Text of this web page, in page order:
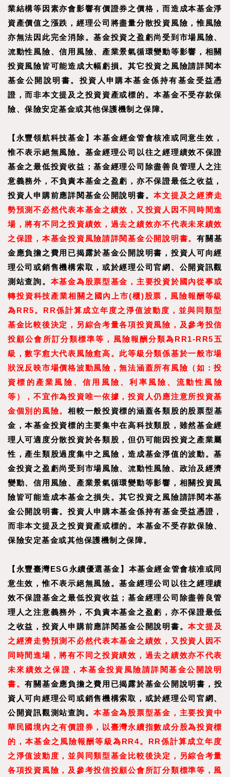
業結構等因素亦會影響有價證券之價格，而造成本基金淨
資產價值之漲跌，經理公司將盡量分散投資風險，惟風險
亦無法因此完全消除。基金投資之盈虧尚受到市場風險、
流動性風險、信用風險、產業景氣循環變動等影響，相關
投資風險皆可能造成大幅虧損。其它投資之風險請詳閱本
基金公開說明書。投資人申購本基金係持有基金受益憑
證，而非本文提及之投資資產或標的。本基金不受存款保
險、保險安定基金或其他保護機制之保障。
【永豐領航科技基金 】本基金經金管會核准或同意生效，
惟不表示絕無風險。基金經理公司以往之經理績效不保證
基金之最低投資收益；基金經理公司除盡善良管理人之注
意義務外，不負責本基金之盈虧，亦不保證最低之收益，
投資人申購前應詳閱基金公開說明書。本文提及之經濟走
勢預測不必然代表本基金之績效，又投資人因不同時間進
場，將有不同之投資績效，過去之績效亦不代表未來績效
之保證，本基金投資風險請詳閱基金公開說明書。有關基
金應負擔之費用已揭露於基金公開說明書，投資人可向經
理公司或銷售機構索取，或於經理公司官網、公開資訊觀
測站查詢。 本基金為股票型基金，主要投資於國內從事或
轉投資科技產業相關之國內上市(櫃)股票，風險報酬等級
為RR5。RR係計算成立年度之淨值波動度，並與同類型
基金比較後決定，另綜合考量各項投資風險，及參考投信
投顧公會所訂分類標準等，風險報酬分類為RR1-RR5五
級，數字愈大代表風險愈高。此等級分類係基於一般市場
狀況反映市場價格波動風險，無法涵蓋所有風險（如：投
資標的產業風險、信用風險、利率風險、流動性風險
等），不宜作為投資唯一依據，投資人仍應注意所投資基
金個別的風險。相較一般投資標的涵蓋各類股的股票型基
金，本基金投資標的主要集中在高科技類股，雖然基金經
理人可適度分散投資於各類股，但仍可能因投資之產業屬
性，產生類股過度集中之風險，造成基金淨值的波動。基
金投資之盈虧尚受到市場風險、流動性風險、政治及經濟
變動、信用風險、產業景氣循環變動等影響，相關投資風
險皆可能造成本基金之損失。其它投資之風險請詳閱本基
金公開說明書。投資人申購本基金係持有基金受益憑證，
而非本文提及之投資資產或標的。本基金不受存款保險、
保險安定基金或其他保護機制之保障。
【永豐臺灣ESG永續優選基金】本基金經金管會核准或同
意生效，惟不表示絕無風險。基金經理公司以往之經理績
效不保證基金之最低投資收益；基金經理公司除盡善良管
理人之注意義務外，不負責本基金之盈虧，亦不保證最低
之收益，投資人申購前應詳閱基金公開說明書。本文提及
之經濟走勢預測不必然代表本基金之績效，又投資人因不
同時間進場，將有不同之投資績效，過去之績效亦不代表
未來績效之保證，本基金投資風險請詳閱基金公開說明
書。有關基金應負擔之費用已揭露於基金公開說明書，投
資人可向經理公司或銷售機構索取，或於經理公司官網、
公開資訊觀測站查詢。本基金為股票型基金，主要投資中
華民國境內之有價證券，以臺灣永續指數成分股為投資標
的，本基金之風險報酬等級為RR4。RR係計算成立年度
之淨值波動度，並與同類型基金比較後決定，另綜合考量
各項投資風險，及參考投信投顧公會所訂分類標準等，風